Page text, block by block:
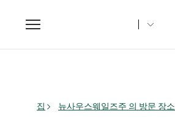
Toggle
navigation
집 뉴사우스웨일즈주 의 방문 장소